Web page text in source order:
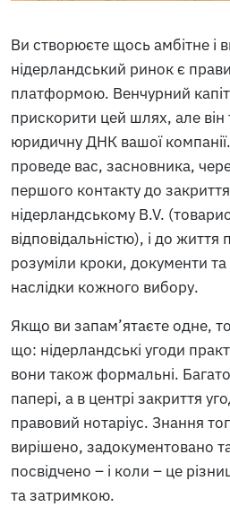
Ви створюєте щось амбітне і
нідерландський ринок є
платформою. Венчурний
прискорити цей шлях, але
юридичну ДНК вашої
проведе вас, засновника,
першого контакту до
нідерландському B.V.
відповідальністю), і до
розуміли кроки, документи
наслідки кожного вибору.
Якщо ви запам’ятаєте одне,
що: нідерландські угоди
вони також формальні.
папері, а в центрі закриття
правовий нотаріус. Знання
вирішено, задокументовано
посвідчено – і коли – це
та затримкою.